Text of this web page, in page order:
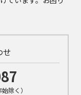
せ
除く）